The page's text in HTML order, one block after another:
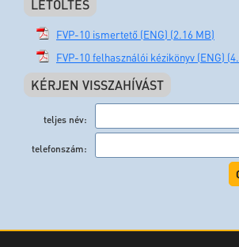
LETÖLTÉS
FVP-10 ismertető (ENG) (2.16 MB)
FVP-10 felhasználói kézikönyv (ENG)
KÉRJEN VISSZAHÍVÁST
teljes név:
telefonszám: